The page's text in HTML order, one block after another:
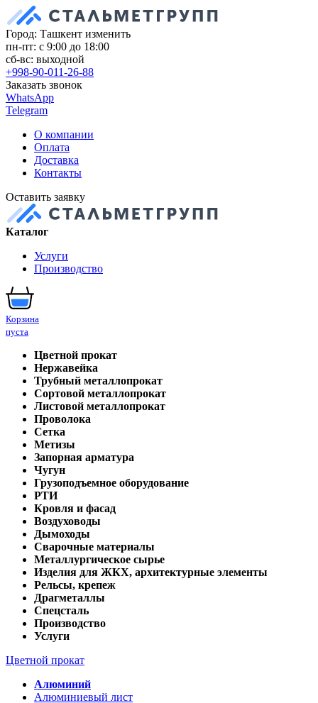
Город: Ташкент изменить
пн-пт: с 9:00 до 18:00
сб-вс: выходной
+998-90-011-26-88
Заказать звонок
WhatsApp
Telegram
О компании
Оплата
Доставка
Контакты
Оставить заявку
Каталог
Услуги
Производство
Корзина
пуста
Цветной прокат
Нержавейка
Трубный металлопрокат
Сортовой металлопрокат
Листовой металлопрокат
Проволока
Сетка
Метизы
Запорная арматура
Чугун
Грузоподъемное оборудование
РТИ
Кровля и фасад
Воздуховоды
Дымоходы
Сварочные материалы
Металлургическое сырье
Изделия для ЖКХ, архитектурные элементы
Рельсы, крепеж
Драгметаллы
Спецсталь
Производство
Услуги
Цветной прокат
Алюминий
Алюминиевый лист